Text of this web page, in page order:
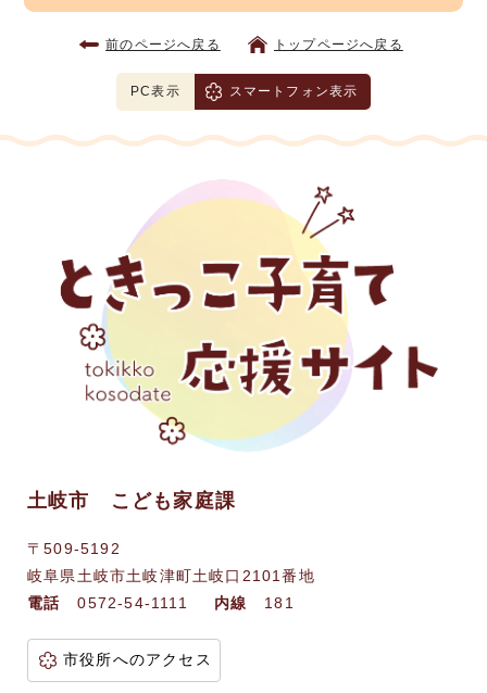
前のページへ戻る トップページへ戻る
PC表示 スマートフォン表示
土岐市 こども家庭課
〒509-5192
岐阜県土岐市土岐津町土岐口2101番地
電話
0572-54-1111 内線 181
市役所へのアクセス